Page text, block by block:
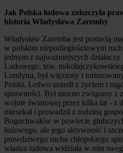
Jak Polska ludowa zniszczyła
historia Władysława Zaremby
Władysław Zaremba jest postacią
w polskim niepodległościowym
jednym z najważniejszych
Ludowego, tzw.
Londynu, był więziony i
Polski. Ledwo uszedł z życiem i
sprawności. Był mocno związany z
wojnie światowej przez kilka lat - z
mieszkał i prowadził z rodziną
Boguchwałów w powiecie
ludowego, ale jego aktywność i
prawdziwego ruchu chłopskiego
władza ludowa widziała w nim